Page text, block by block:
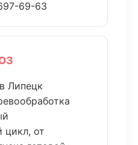
69-63
Липецк
цикл, от